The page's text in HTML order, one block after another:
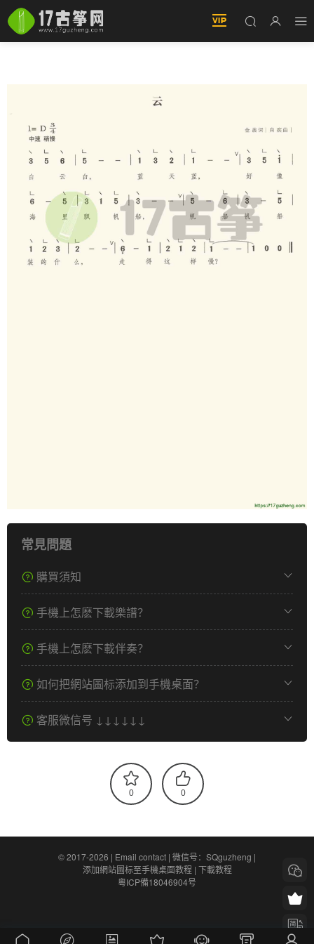
常見問題
購買須知
手機上怎麽下載樂譜？
手機上怎麽下載伴奏？
如何把網站圖标添加到手機桌面？
客服微信号 ↓↓↓↓↓↓
0 0
© 2017-2026 | Email contact | 微信号：SQguzheng |
添加網站圖标至手機桌面教程| 下載教程
粵ICP備18046904号